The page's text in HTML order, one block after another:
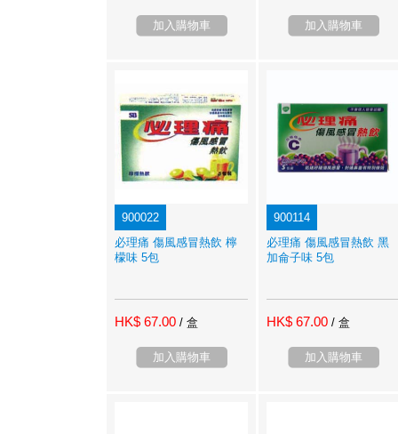
加入購物車 加入購物車
900022
必理痛 傷風感冒熱飲 檸
檬味 5包
HK$ 67.00 / 盒
加入購物車
900114
必理痛 傷風感冒熱飲 黑
加侖子味 5包
HK$ 67.00 / 盒
加入購物車